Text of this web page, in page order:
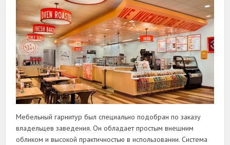
Мебельный гарнитур был специально подобран по заказу
владельцев заведения. Он обладает простым внешним
обликом и высокой практичностью в использовании. Система